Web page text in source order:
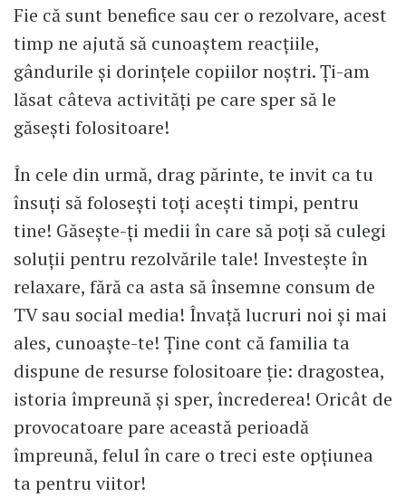
Fie că sunt benefice sau cer o rezolvare, acest
timp ne ajută să cunoaștem reacțiile,
gândurile și dorințele copiilor noștri. Ți-am
lăsat câteva activități pe care sper să le
găsești folositoare!
În cele din urmă, drag părinte, te invit ca tu
însuți să folosești toți acești timpi, pentru
tine! Găsește-ți medii în care să poți să culegi
soluții pentru rezolvările tale! Investește în
relaxare, fără ca asta să însemne consum de
TV sau social media! Învață lucruri noi și mai
ales, cunoaște-te! Ține cont că familia ta
dispune de resurse folositoare ție: dragostea,
istoria împreună și sper, încrederea! Oricât de
provocatoare pare această perioadă
împreună, felul în care o treci este opțiunea
ta pentru viitor!